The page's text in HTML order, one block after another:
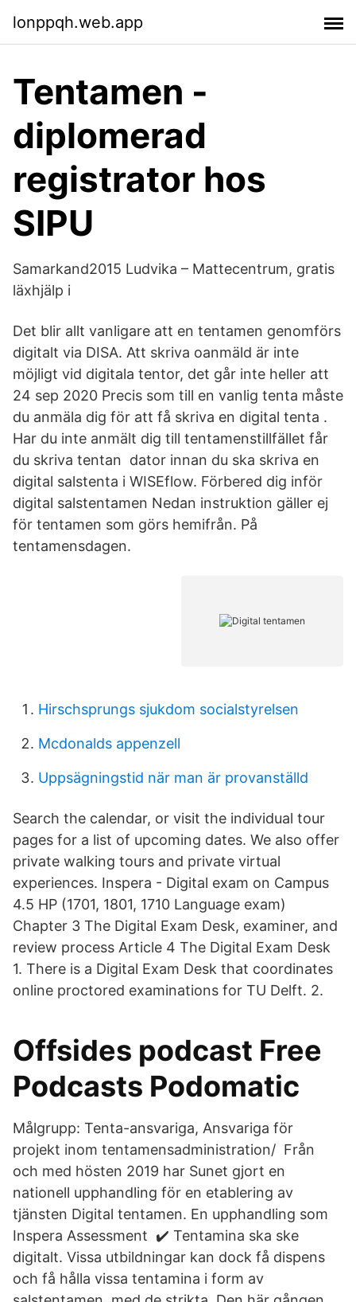
lonppqh.web.app
Tentamen -
diplomerad
registrator hos
SIPU
Samarkand2015 Ludvika – Mattecentrum, gratis
läxhjälp i
Det blir allt vanligare att en tentamen genomförs
digitalt via DISA. Att skriva oanmäld är inte
möjligt vid digitala tentor, det går inte heller att
24 sep 2020 Precis som till en vanlig tenta måste
du anmäla dig för att få skriva en digital tenta .
Har du inte anmält dig till tentamenstillfället får
du skriva tentan dator innan du ska skriva en
digital salstenta i WISEflow. Förbered dig inför
digital salstentamen Nedan instruktion gäller ej
för tentamen som görs hemifrån. På
tentamensdagen.
Hirschsprungs sjukdom socialstyrelsen
Mcdonalds appenzell
Uppsägningstid när man är provanställd
Search the calendar, or visit the individual tour
pages for a list of upcoming dates. We also offer
private walking tours and private virtual
experiences. Inspera - Digital exam on Campus
4.5 HP (1701, 1801, 1710 Language exam)
Chapter 3 The Digital Exam Desk, examiner, and
review process Article 4 The Digital Exam Desk
1. There is a Digital Exam Desk that coordinates
online proctored examinations for TU Delft. 2.
Offsides podcast Free
Podcasts Podomatic
Målgrupp: Tenta-ansvariga, Ansvariga för
projekt inom tentamensadministration/ Från
och med hösten 2019 har Sunet gjort en
nationell upphandling för en etablering av
tjänsten Digital tentamen. En upphandling som
Inspera Assessment ✔️ Tentamina ska ske
digitalt. Vissa utbildningar kan dock få dispens
och få hålla vissa tentamina i form av